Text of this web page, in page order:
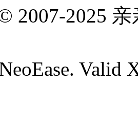
2007-2025
Valid